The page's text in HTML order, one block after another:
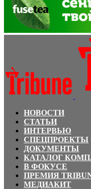
НОВОСТИ
СТАТЬИ
ИНТЕРВЬЮ
СПЕЦПРОЕКТЫ
ДОКУМЕНТЫ
КАТАЛОГ
В ФОКУСЕ
ПРЕМИЯ
МЕДИАКИТ